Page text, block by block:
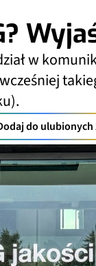
w
do ulubionych